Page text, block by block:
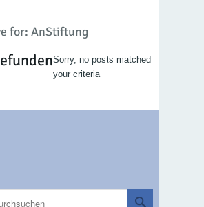
for: AnStiftung
Sorry, no posts matched
your criteria